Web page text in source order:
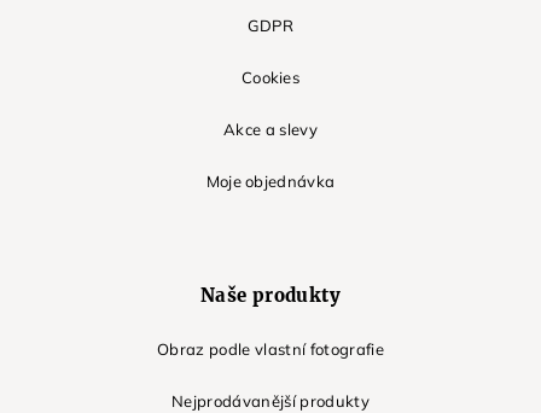
GDPR
Cookies
Akce a slevy
Moje objednávka
Naše produkty
Obraz podle vlastní fotografie
Nejprodávanější produkty